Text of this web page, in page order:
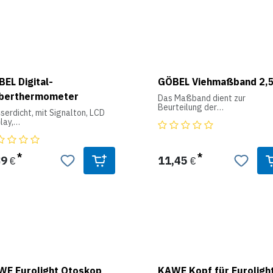
Digital-
mit Signalton, LCD
€
GÖBEL Viehmaßband
Das Maßband dient zur
Beurteilung der
und Schweinen. Mit Hilfe eines
11,45 €